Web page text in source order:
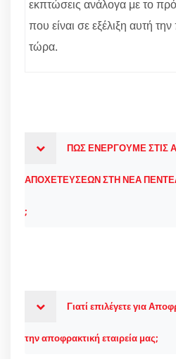
εκπτώσεις ανάλογα με το
που είναι σε εξέλιξη αυτή
τώρα.
ΠΩΣ ΕΝΕΡΓΟΥΜΕ ΣΤΙΣ
ΑΠΟΧΕΤΕΥΣΕΩΝ ΣΤΗ ΝΕΑ
;
Γιατί επιλέγετε για
την αποφρακτική εταιρεία μας;